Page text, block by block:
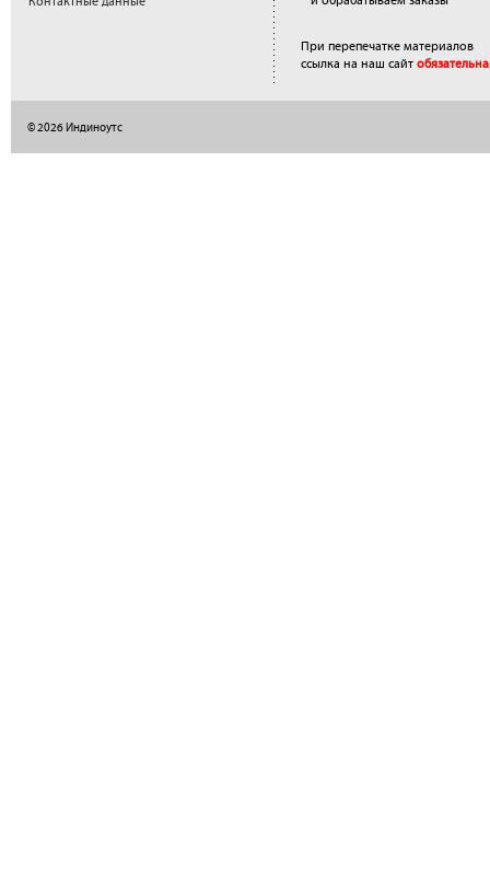
При перепечатке материалов
ссылка на наш сайт обязательна.
© 2026 Индиноутс